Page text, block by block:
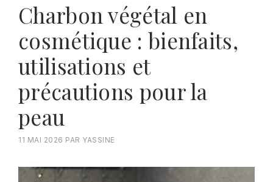
Charbon végétal en
cosmétique : bienfaits,
utilisations et
précautions pour la
peau
11 MAI 2026 PAR YASSINE